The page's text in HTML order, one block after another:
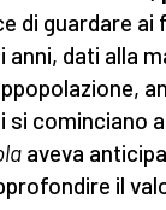
di guardare
anni, dati alla
si cominciano
aveva
il